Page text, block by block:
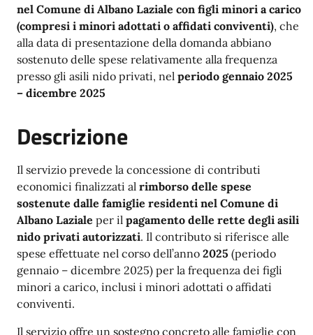
nel Comune di Albano Laziale con figli minori a carico
(compresi i minori adottati o affidati conviventi), che
alla data di presentazione della domanda abbiano
sostenuto delle spese relativamente alla frequenza
presso gli asili nido privati, nel periodo gennaio 2025
– dicembre 2025
Descrizione
Il servizio prevede la concessione di contributi
economici finalizzati al rimborso delle spese
sostenute dalle famiglie residenti nel Comune di
Albano Laziale per il pagamento delle rette degli asili
nido privati autorizzati. Il contributo si riferisce alle
spese effettuate nel corso dell’anno 2025 (periodo
gennaio – dicembre 2025) per la frequenza dei figli
minori a carico, inclusi i minori adottati o affidati
conviventi.
Il servizio offre un sostegno concreto alle famiglie con